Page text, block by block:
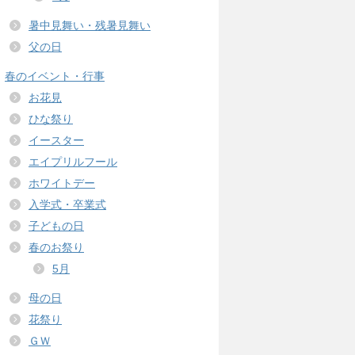
暑中見舞い・残暑見舞い
父の日
春のイベント・行事
お花見
ひな祭り
イースター
エイプリルフール
ホワイトデー
入学式・卒業式
子どもの日
春のお祭り
5月
母の日
花祭り
ＧＷ